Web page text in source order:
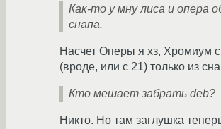
Как-то у мну лиса и опера
снапа.
Насчет Оперы я хз, Хромиум
(вроде, или с 21) только из
Кто мешает забрать deb?
Никто. Но там заглушка